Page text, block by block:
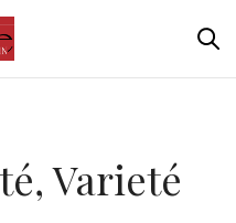
Varieté